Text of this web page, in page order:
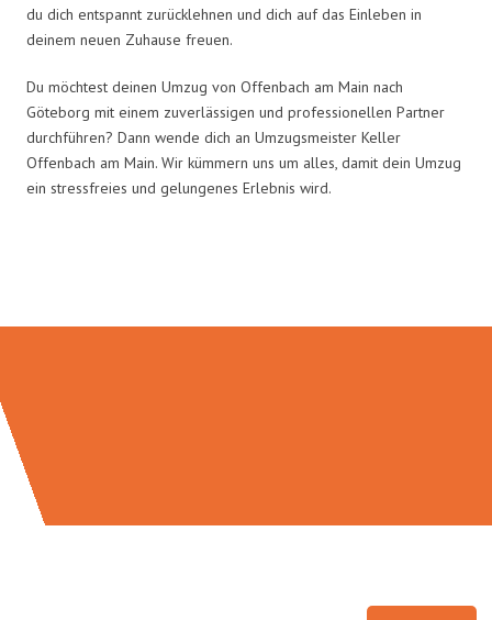
du dich entspannt zurücklehnen und dich auf das Einleben in
deinem neuen Zuhause freuen.
Du möchtest deinen Umzug von Offenbach am Main nach
Göteborg mit einem zuverlässigen und professionellen Partner
durchführen? Dann wende dich an Umzugsmeister Keller
Offenbach am Main. Wir kümmern uns um alles, damit dein Umzug
ein stressfreies und gelungenes Erlebnis wird.